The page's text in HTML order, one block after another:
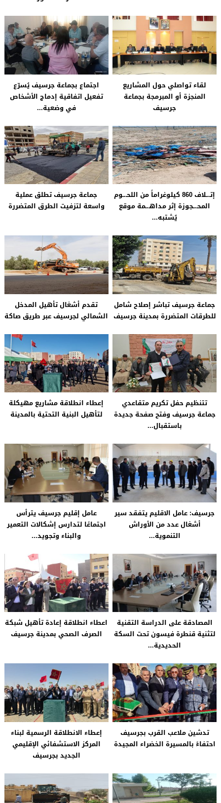
لقاء تواصلي حول المشاريع
المنجزة أو المبرمجة بجماعة
جرسيف
اجتماع بجماعة جرسيف يُسرّع
تفعيل اتفاقية إدماج الأشخاص
في وضعية...
إتـ.ـلاف 860 كيلوغراماً من اللحـ.ـوم
المحـ.ـجوزة إثر مداهـ.ـمة موقع
يُشتبه...
جماعة جرسيف تطلق عملية
واسعة لتزفيت الطرق المتضررة
جماعة جرسيف تباشر إصلاح شامل
للطرقات المتضررة بمدينة جرسيف
تقدم أشغال تأهيل المدخل
الشمالي لجرسيف عبر طريق صاكة
تتنظيم حفل تكريم متقاعدي
جماعة جرسيف وفتح صفحة جديدة
باستقبال...
إعطاء انطلاقة مشاريع مهيكلة
لتأهيل البنية التحتية بالمدينة
جرسيف: عامل الاقليم يتفقد سير
أشغال عدد من الأوراش
التنموية...
عامل إقليم جرسيف يترأس
اجتماعًا لتدارس إشكالات التعمير
والبناء وتجويد...
المصادقة على الدراسة التقنية
لتثنية قنطرة فيسون تحت السكة
الحديدية...
اعطاء انطلاقة إعادة تأهيل شبكة
الصرف الصحي بمدينة جرسيف
تدشين ملاعب القرب بجرسيف
احتفاءً بالمسيرة الخضراء المجيدة
إعطاء الانطلاقة الرسمية لبناء
المركز الاستشفائي الإقليمي
الجديد بجرسيف